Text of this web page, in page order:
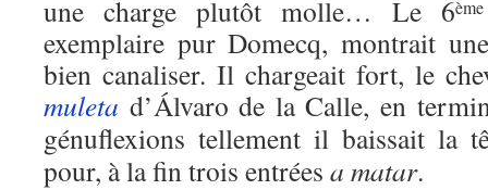
une charge plutôt molle… Le 6ème
exemplaire pur Domecq, montrait
bien canaliser. Il chargeait fort, le
muleta d’Álvaro de la Calle, en
génuflexions tellement il baissait la
pour, à la fin trois entrées a matar.